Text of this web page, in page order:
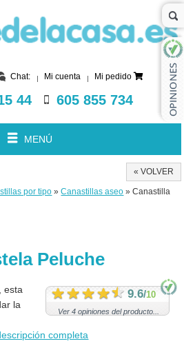
Chat: Mi cuenta Mi pedido
44 605 855 734
MENÚ
« VOLVER
por tipo »Canastillas aseo » Canastilla
Peluche
9.6/10
Ver 4 opiniones del producto...
esta
la
completa